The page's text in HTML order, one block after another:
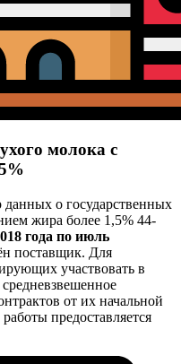
молока с
данных о государственных
жира более 1,5% 44-
года по июль
поставщик. Для
участвовать в
от их начальной
предоставляется